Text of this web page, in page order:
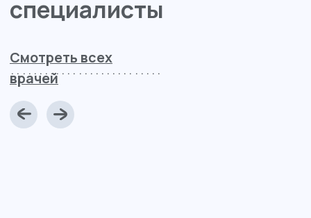
Лицензии
и сертификаты